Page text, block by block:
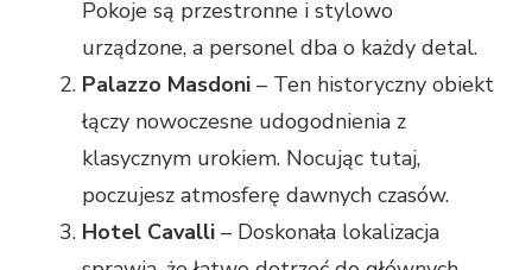
Pokoje są przestronne i stylowo
urządzone, a personel dba o każdy detal.
Palazzo Masdoni – Ten historyczny obiekt
łączy nowoczesne udogodnienia z
klasycznym urokiem. Nocując tutaj,
poczujesz atmosferę dawnych czasów.
Hotel Cavalli – Doskonała lokalizacja